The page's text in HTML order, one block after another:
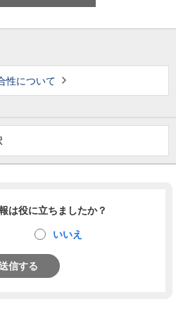
性について
は役に立ちましたか？
いいえ
信する